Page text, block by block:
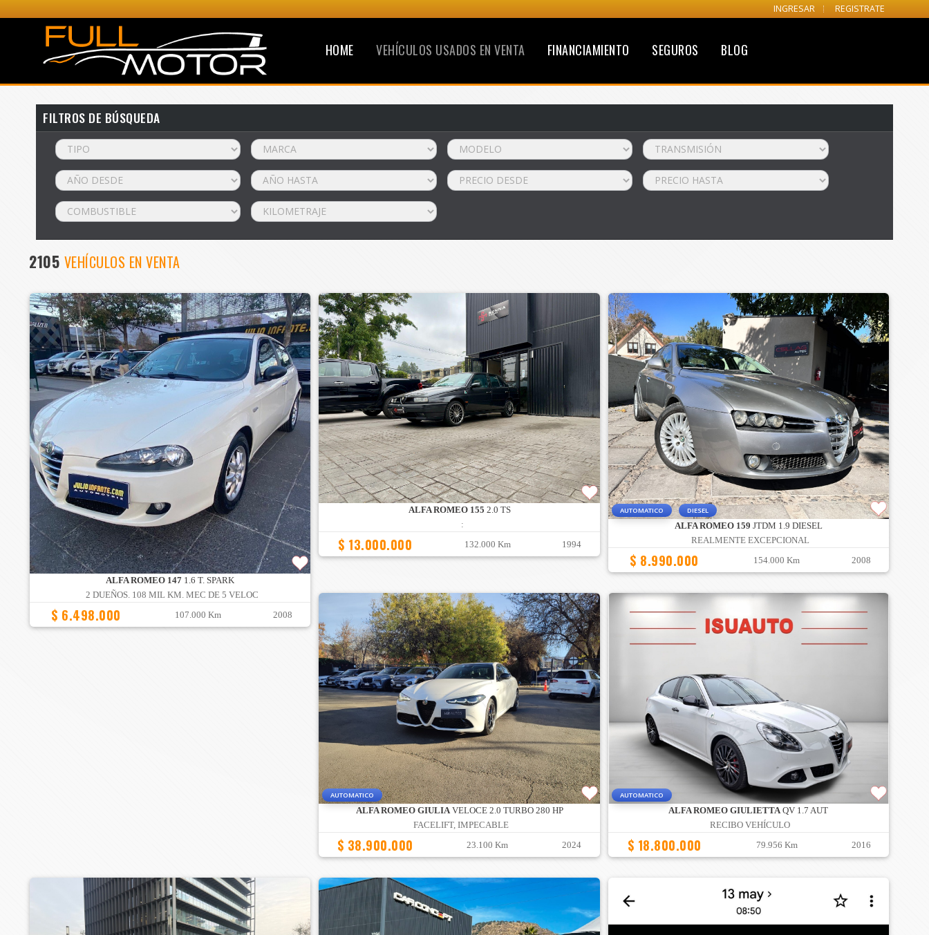
INGRESAR REGISTRATE
HOME VEHÍCULOS USADOS EN VENTA FINANCIAMIENTO SEGUROS BLOG
FILTROS DE BÚSQUEDA
2105 VEHÍCULOS EN VENTA
ALFA ROMEO 147 1.6 T. SPARK
2 DUEÑOS. 108 MIL KM. MEC DE 5 VELOC
$ 6.498.000 107.000 Km 2008
ALFA ROMEO 155 2.0 TS
:
$ 13.000.000 132.000 Km 1994
AUTOMATICO DIESEL
ALFA ROMEO 159 JTDM 1.9 DIESEL
REALMENTE EXCEPCIONAL
$ 8.990.000 154.000 Km 2008
AUTOMATICO
ALFA ROMEO GIULIAVELOCE 2.0 TURBO 280 HP
FACELIFT, IMPECABLE
$ 38.900.000 23.100 Km 2024
AUTOMATICO
ALFA ROMEO GIULIETTAQV 1.7 AUT
RECIBO VEHÍCULO
$ 18.800.000 79.956 Km 2016